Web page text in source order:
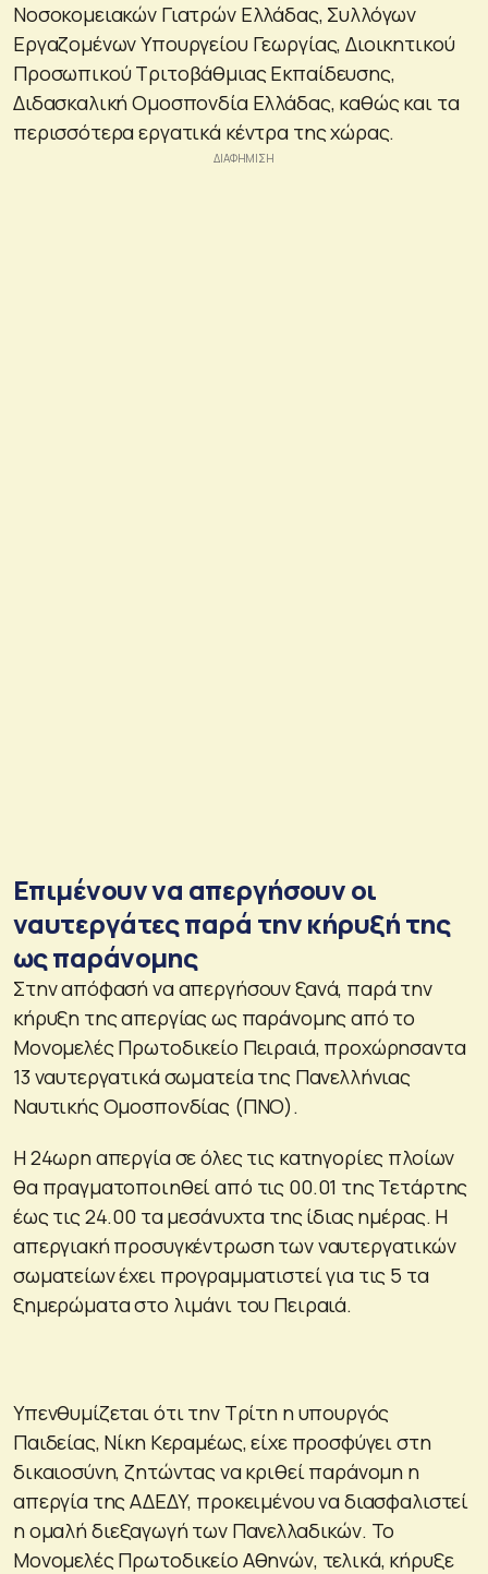
Νοσοκομειακών Γιατρών Ελλάδας, Συλλόγων
Εργαζομένων Υπουργείου Γεωργίας, Διοικητικού
Προσωπικού Τριτοβάθμιας Εκπαίδευσης,
Διδασκαλική Ομοσπονδία Ελλάδας, καθώς και τα
περισσότερα εργατικά κέντρα της χώρας.
Επιμένουν να απεργήσουν οι
ναυτεργάτες παρά την κήρυξή της
ως παράνομης
Στην απόφασή να απεργήσουν ξανά, παρά την
κήρυξη της απεργίας ως παράνομης από το
Μονομελές Πρωτοδικείο Πειραιά, προχώρησαντα
13 ναυτεργατικά σωματεία της Πανελλήνιας
Ναυτικής Ομοσπονδίας (ΠΝΟ).
Η 24ωρη απεργία σε όλες τις κατηγορίες πλοίων
θα πραγματοποιηθεί από τις 00.01 της Τετάρτης
έως τις 24.00 τα μεσάνυχτα της ίδιας ημέρας. Η
απεργιακή προσυγκέντρωση των ναυτεργατικών
σωματείων έχει προγραμματιστεί για τις 5 τα
ξημερώματα στο λιμάνι του Πειραιά.
Υπενθυμίζεται ότι την Τρίτη η υπουργός
Παιδείας, Νίκη Κεραμέως, είχε προσφύγει στη
δικαιοσύνη, ζητώντας να κριθεί παράνομη η
απεργία της ΑΔΕΔΥ, προκειμένου να διασφαλιστεί
η ομαλή διεξαγωγή των Πανελλαδικών. Το
Μονομελές Πρωτοδικείο Αθηνών, τελικά, κήρυξε